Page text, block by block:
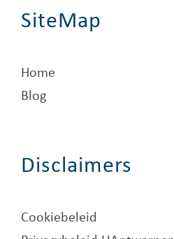
SiteMap
Home
Blog
Disclaimers
Cookiebeleid